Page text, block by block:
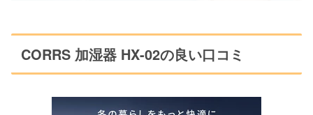
CORRS 加湿器 HX-02の良い口コミ